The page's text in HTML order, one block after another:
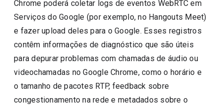
Chrome poderá coletar logs de eventos WebRTC em
Serviços do Google (por exemplo, no Hangouts Meet)
e fazer upload deles para o Google. Esses registros
contêm informações de diagnóstico que são úteis
para depurar problemas com chamadas de áudio ou
videochamadas no Google Chrome, como o horário e
o tamanho de pacotes RTP, feedback sobre
congestionamento na rede e metadados sobre o